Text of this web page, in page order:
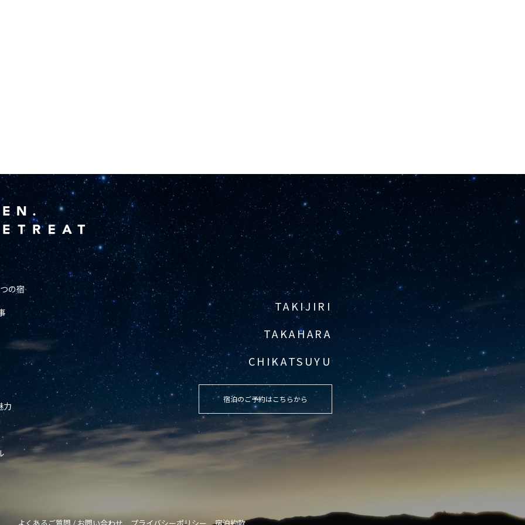
の宿
力
TAKIJIRI
TAKAHARA
CHIKATSUYU
宿泊のご予約はこちらから